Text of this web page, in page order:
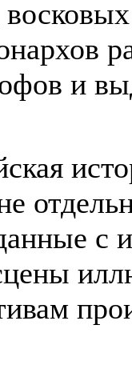
и
с